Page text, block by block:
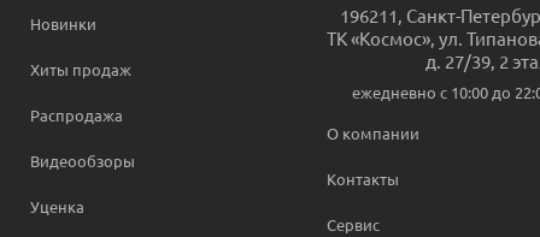
Новинки
Хиты продаж
Распродажа
Видеообзоры
Уценка
196211, Санкт-
ТК «Космос», ул.
д. 27/39, 2
ежедневно c 10:00 до
О компании
Контакты
Сервис